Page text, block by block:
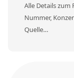
Alle Details zum
Nummer,
Quelle…